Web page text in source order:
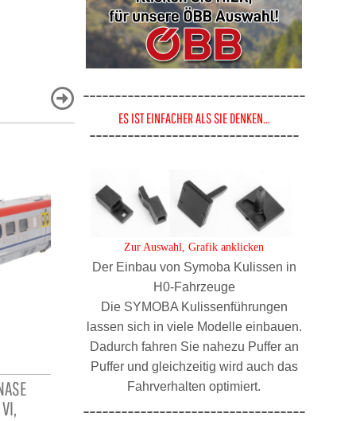
JÄGERNDORFER ÖBB RAILJET II, 4-
TEILIG, 3 REISEZUGWAGEN UND 1293
TEILIG, 9
-----------------------------------
ES IST EINFACHER ALS SIE DENKEN...
---------------------------------
Zur Auswahl, Grafik anklicken
Der Einbau von Symoba Kulissen in
H0-Fahrzeuge
Die SYMOBA Kulissenführungen
lassen sich in viele Modelle einbauen.
Dadurch fahren Sie nahezu Puffer an
Puffer und gleichzeitig wird auch das
Fahrverhalten optimiert.
-----------------------------------